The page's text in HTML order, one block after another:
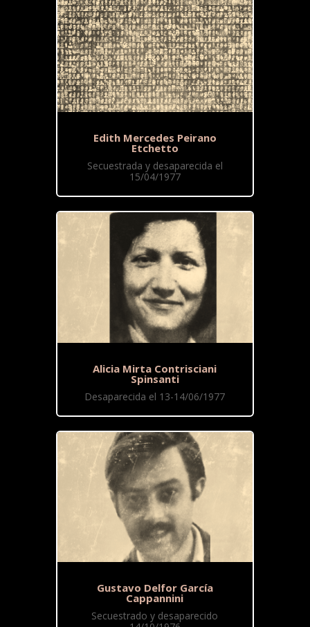
Edith Mercedes Peirano
Etchetto
Secuestrada y desaparecida el
15/04/1977
Alicia Mirta Contrisciani
Spinsanti
Desaparecida el 13-14/06/1977
Gustavo Delfor García
Cappannini
Secuestrado y desaparecido